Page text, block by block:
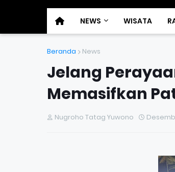
NEWS WISATA
Beranda News
Jelang
Memasifkan
Nugroho Tatag Yuwono